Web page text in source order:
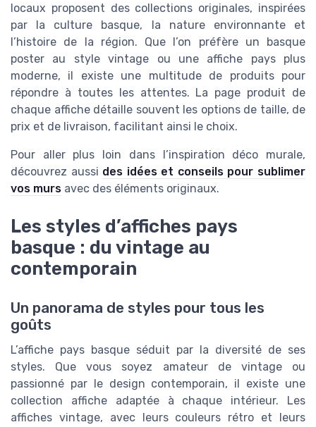
locaux proposent des collections originales, inspirées
par la culture basque, la nature environnante et
l’histoire de la région. Que l’on préfère un basque
poster au style vintage ou une affiche pays plus
moderne, il existe une multitude de produits pour
répondre à toutes les attentes. La page produit de
chaque affiche détaille souvent les options de taille, de
prix et de livraison, facilitant ainsi le choix.
Pour aller plus loin dans l’inspiration déco murale,
découvrez aussi des idées et conseils pour sublimer
vos murs avec des éléments originaux.
Les styles d’affiches pays
basque : du vintage au
contemporain
Un panorama de styles pour tous les
goûts
L’affiche pays basque séduit par la diversité de ses
styles. Que vous soyez amateur de vintage ou
passionné par le design contemporain, il existe une
collection affiche adaptée à chaque intérieur. Les
affiches vintage, avec leurs couleurs rétro et leurs